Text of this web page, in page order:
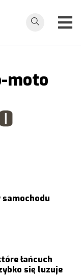
moto
samochodu
łańcuch
się luzuje